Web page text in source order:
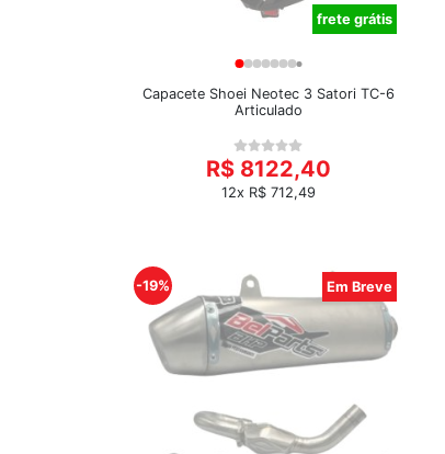
frete grátis
Capacete Shoei Neotec 3 Satori TC-6
Articulado
R$ 8122,40
12x R$ 712,49
-19% Em Breve